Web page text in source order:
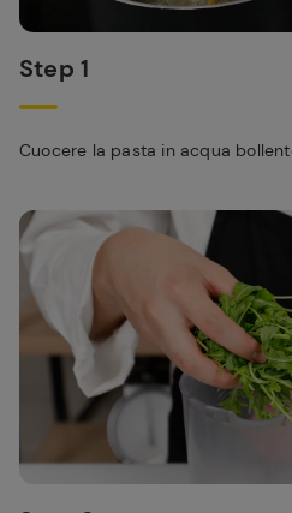
Step 1
Cuocere la pasta in acqua